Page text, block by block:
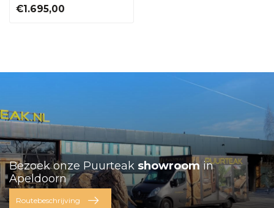
€1.695,00
Bezoek onze Puurteak showroom in
Apeldoorn
Routebeschrijving